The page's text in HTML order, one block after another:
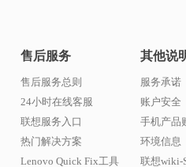
售后服务
售后服务总则
24小时在线客服
联想服务入口
热门解决方案
Lenovo Quick Fix工具
其他说
服务承诺
账户安全
手机产品
环境信息
联想wiki-